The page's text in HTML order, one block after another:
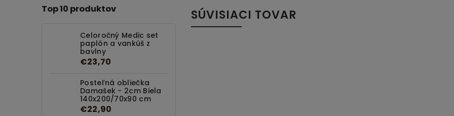
Top 10 produktov
Celoročný Medic set
paplón a vankúš z
bavlny
€23,70
Posteľná obliečka
Damašek - 2cm Biela
140x200/70x90 cm
€22,90
SÚVISIACI TOVAR